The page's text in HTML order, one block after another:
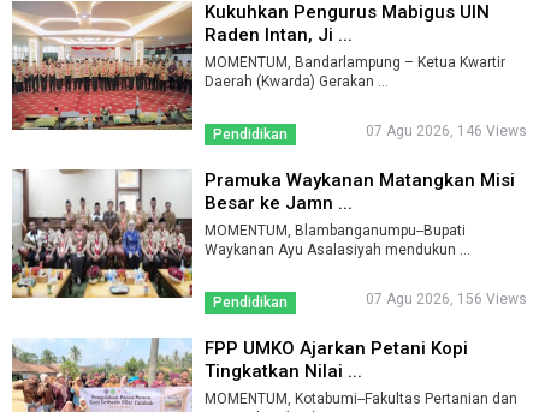
Kukuhkan Pengurus Mabigus UIN
Raden Intan, Ji ...
MOMENTUM, Bandarlampung – Ketua Kwartir
Daerah (Kwarda) Gerakan ...
Pendidikan 07 Agu 2026, 146 Views
Pramuka Waykanan Matangkan Misi
Besar ke Jamn ...
MOMENTUM, Blambanganumpu--Bupati
Waykanan Ayu Asalasiyah mendukun ...
Pendidikan 07 Agu 2026, 156 Views
FPP UMKO Ajarkan Petani Kopi
Tingkatkan Nilai ...
MOMENTUM, Kotabumi--Fakultas Pertanian dan